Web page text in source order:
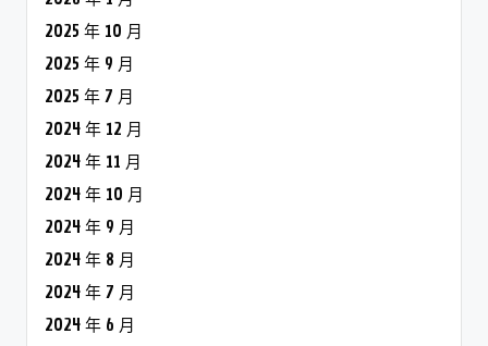
2025 年 10 月
2025 年 9 月
2025 年 7 月
2024 年 12 月
2024 年 11 月
2024 年 10 月
2024 年 9 月
2024 年 8 月
2024 年 7 月
2024 年 6 月